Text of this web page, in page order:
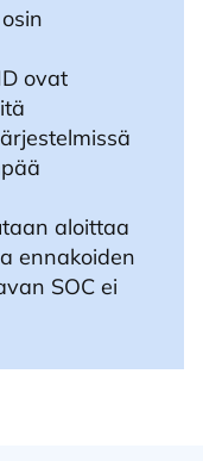
ovat
aloittaa
ennakoiden
SOC ei